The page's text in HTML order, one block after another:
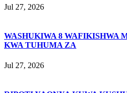
Jul 27, 2026
WASHUKIWA 8 WAFIKISHWA
KWA TUHUMA ZA
Jul 27, 2026